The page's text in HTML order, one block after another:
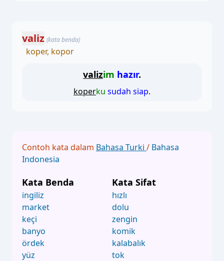
valiz (kata benda)
koper, kopor
valizim hazır.
koperku sudah siap.
Contoh kata dalam Bahasa Turki / Bahasa
Indonesia
Kata Benda
ingiliz
market
keçi
banyo
ördek
yüz
Kata Sifat
hızlı
dolu
zengin
komik
kalabalık
tok